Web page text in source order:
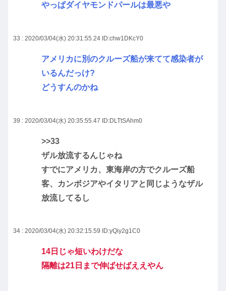
やっぱダイヤモンドパールは最悪や
33 : 2020/03/04(水) 20:31:55.24 ID:chw1DKcY0
アメリカに別のクルーズ船が来てて感染者が
いるんだっけ?
どうすんのかね
39 : 2020/03/04(水) 20:35:55.47 ID:DLTtSAhm0
>>33
ザル放流するんじゃね
すでにアメリカ、東海岸の方でクルーズ船
客、カンボジアやイタリアと同じようなザル
放流してるし
34 : 2020/03/04(水) 20:32:15.59 ID:yQiy2g1C0
14日じゃ短いわけだな
隔離は21日まで伸ばせばええやん